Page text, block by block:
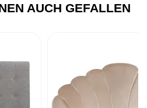
AUCH GEFALLEN